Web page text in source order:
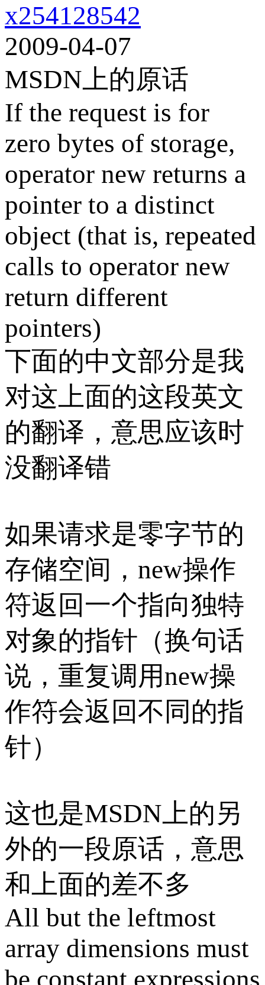
x254128542
2009-04-07
MSDN上的原话
If the request is for
zero bytes of storage,
operator new returns a
pointer to a distinct
object (that is, repeated
calls to operator new
return different
pointers)
下面的中文部分是我
对这上面的这段英文
的翻译，意思应该时
没翻译错
如果请求是零字节的
存储空间，new操作
符返回一个指向独特
对象的指针（换句话
说，重复调用new操
作符会返回不同的指
针）
这也是MSDN上的另
外的一段原话，意思
和上面的差不多
All but the leftmost
array dimensions must